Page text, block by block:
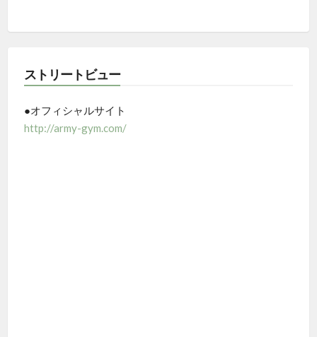
ストリートビュー
●オフィシャルサイト
http://army-gym.com/